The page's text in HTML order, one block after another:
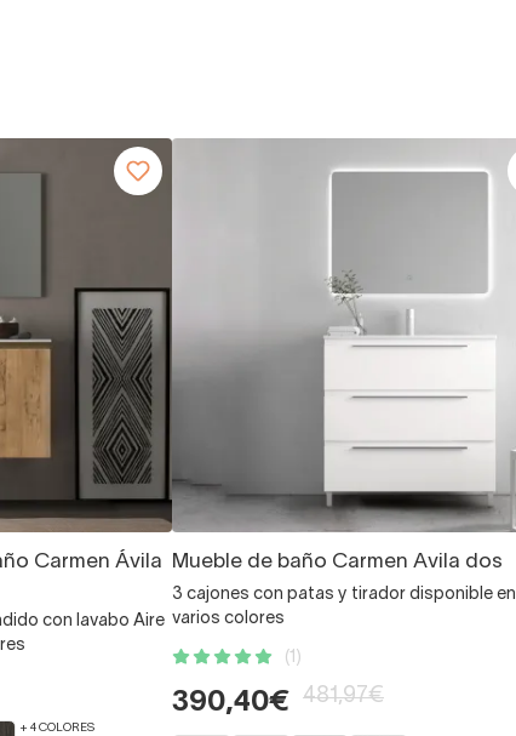
Carmen Ávila
con lavabo Aire
+ 4 COLORES
Mueble de baño Carmen Avila dos
3 cajones con patas y tirador disponible en
varios colores
(1)
390,40€ 481,97€